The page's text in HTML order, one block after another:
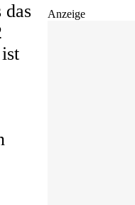
Anzeige
das